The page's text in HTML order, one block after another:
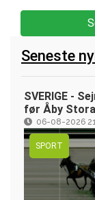
Seneste
SVERIGE -
før Åby
06-08-2026
SPORT